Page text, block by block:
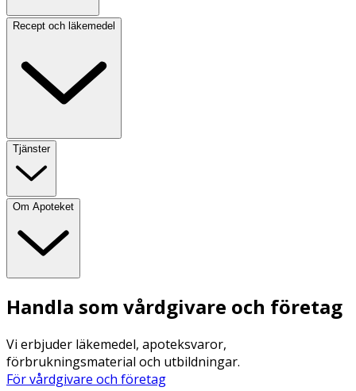
Recept och läkemedel
Tjänster
Om Apoteket
Handla som vårdgivare och företag
Vi erbjuder läkemedel, apoteksvaror,
förbrukningsmaterial och utbildningar.
För vårdgivare och företag